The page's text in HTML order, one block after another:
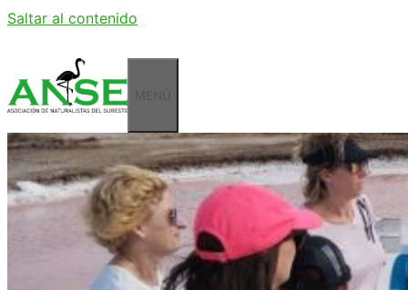
Saltar al contenido